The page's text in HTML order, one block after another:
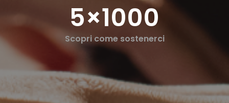
5×1000
Scopri come sostenerci